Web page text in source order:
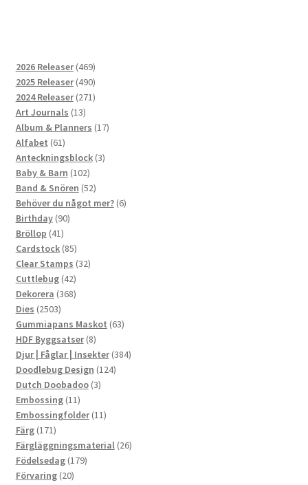
2026 Releaser 469469
produkter
2025 Releaser 490490
produkter
2024 Releaser 271271
Art Journals 1313
produkter
Album & Planners 1717
Alfabet 6161
produkter
Anteckningsblock 33
Baby & Barn 102102
produkter
Band & Snören 5252
produkter
Behöver du något mer? 66
Birthday 9090
Bröllop 4141
produkter
Cardstock 8585
produkter
Clear Stamps 3232
Cuttlebug 4242
produkter
Dekorera 368368
Dies 25032503
produkter
Gummiapans Maskot 6363
HDF Byggsatser 88
produkter
Djur | Fåglar | Insekter 384384
Doodlebug Design 124124
Dutch Doobadoo 33
Embossing 1111
produkter
Embossingfolder 1111
Färg 171171
produkter
Färgläggningsmaterial 2626
Födelsedag 179179
Förvaring 2020